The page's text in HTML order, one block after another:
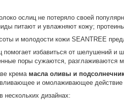
ослиц не потеряло своей
питают и увлажняют кожу;
и молодости кожи SEANTREE
избавиться от шелушений и
поры сужаются, разглаживаются
крема масла оливы и
и омолаживающее действие
нескольких дизайнах: